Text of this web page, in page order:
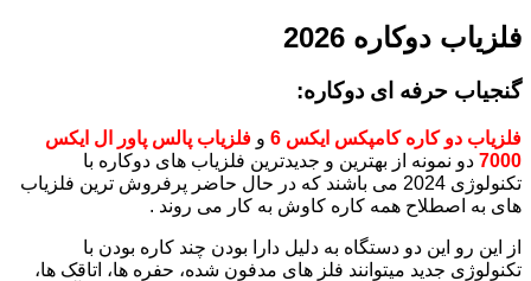
فلزیاب دوکاره 2026
گنجیاب حرفه ای دوکاره:
فلزیاب دو کاره کامپکس ایکس 6 و فلزیاب پالس پاور ال ایکس
7000 دو نمونه از بهترین و جدیدترین فلزیاب های دوکاره با
تکنولوژی 2024 می باشند که در حال حاضر پرفروش ترین فلزیاب
های به اصطلاح همه کاره کاوش به کار می روند .
از این رو این دو دستگاه به دلیل دارا بودن چند کاره بودن با
تکنولوژی جدید میتوانند فلز های مدفون شده، حفره ها، اتاقک ها،